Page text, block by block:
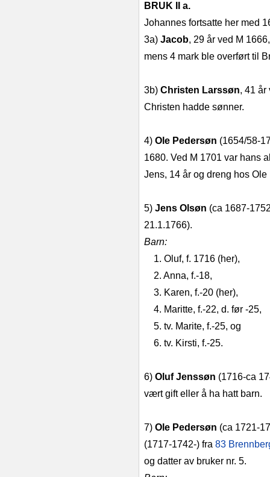
BRUK II a.
Johannes fortsatte her med
3a) Jacob, 29 år ved M
mens 4 mark ble overført til
3b) Christen Larssøn, 41 år
Christen hadde sønner.
4) Ole Pedersøn (1654/58-
1680. Ved M 1701 var hans
Jens, 14 år og dreng hos
5) Jens Olsøn (ca 1687-
21.1.1766).
Barn:
1. Oluf, f. 1716 (her),
2. Anna, f.-18,
3. Karen, f.-20 (her),
4. Maritte, f.-22, d. før -25,
5. tv. Marite, f.-25, og
6. tv. Kirsti, f.-25.
6) Oluf Jenssøn (1716-ca
vært gift eller å ha hatt barn.
7) Ole Pedersøn (ca 1721-
(1717-1742-) fra 83
og datter av bruker nr. 5.